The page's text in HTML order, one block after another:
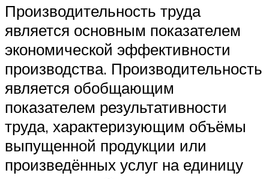
Производительность труда
является основным показателем
экономической эффективности
производства. Производительность
является обобщающим
показателем результативности
труда, характеризующим объёмы
выпущенной продукции или
произведённых услуг на единицу